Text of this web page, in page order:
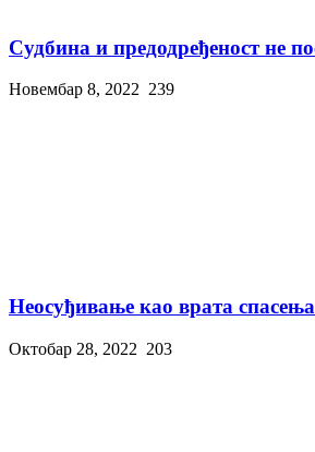
Судбина и предодређеност не
Новембар 8, 2022 239
Неосуђивање као врата спасења
Октобар 28, 2022 203